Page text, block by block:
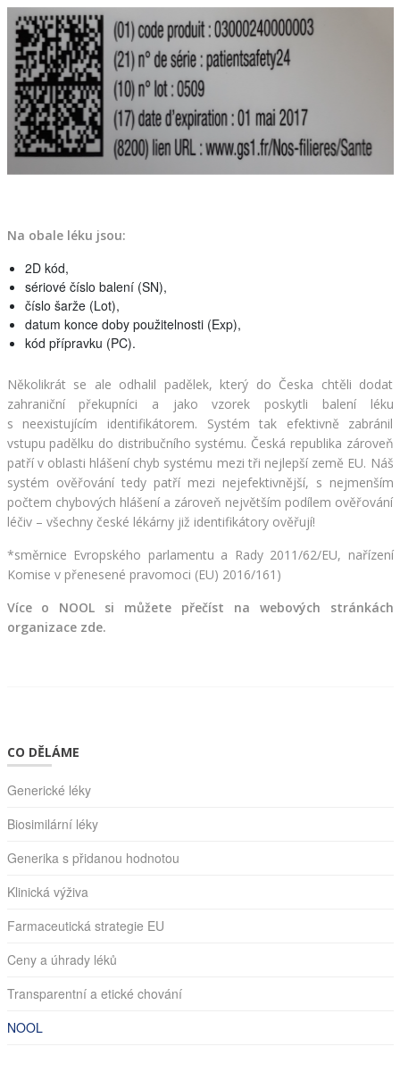
2D kód,
sériové číslo balení (SN),
číslo šarže (Lot),
datum konce doby použitelnosti (Exp),
Několikrát se ale odhalil padělek, který do Česka chtěli dodat
zahraniční překupníci a jako vzorek poskytli balení léku
s neexistujícím identifikátorem. Systém tak efektivně zabránil
vstupu padělku do distribučního systému. Česká republika zároveň
patří v oblasti hlášení chyb systému mezi tři nejlepší země EU. Náš
systém ověřování tedy patří mezi nejefektivnější, s nejmenším
počtem chybových hlášení a zároveň největším podílem ověřování
léčiv – všechny české lékárny již identifikátory ověřují!
*směrnice Evropského parlamentu a Rady 2011/62/EU, nařízení
Komise v přenesené pravomoci (EU) 2016/161)
Více o NOOL si můžete přečíst na webových stránkách
organizace zde.
CO DĚLÁME
Generické léky
Biosimilární léky
Generika s přidanou hodnotou
Klinická výživa
Farmaceutická strategie EU
Ceny a úhrady léků
Transparentní a etické chování
NOOL